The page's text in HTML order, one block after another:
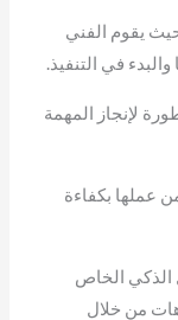
حيث يقوم الفني
في التنفيذ.
لإنجاز المهمة
عملها بكفاءة
الذكي الخاص
من خلال